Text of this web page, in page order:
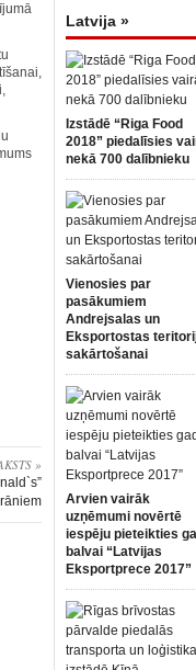
»
Latvija »
Izstādē “Riga Food
2018” piedalīsies
nekā 700 dalībnieku
Vienosies par
pasākumiem
Andrejsalas un
Eksportostas
sakārtošanai
Arvien vairāk
uzņēmumi novērtē
iespēju pieteikties
balvai “Latvijas
Eksportprece 2017”